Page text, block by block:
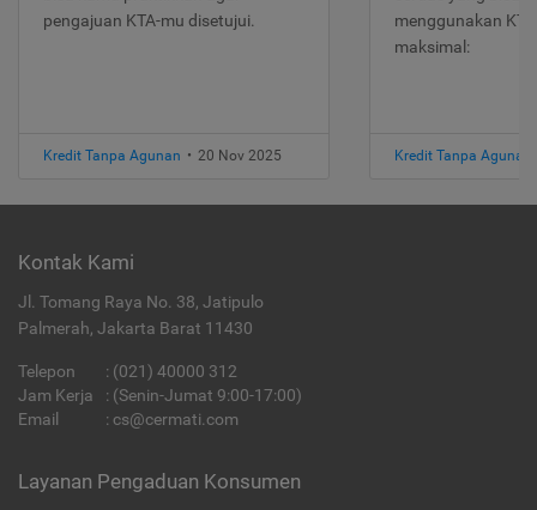
pengajuan KTA-mu disetujui.
Kredit Tanpa Agunan • 20 Nov 2025
menggunakan
maksimal:
Kredit Tanpa Agunan
Kontak Kami
Jl. Tomang Raya No. 38, Jatipulo
Palmerah, Jakarta Barat 11430
Telepon : (021) 40000 312
Jam Kerja
: (Senin-Jumat 9:00-17:00)
Email
: cs@cermati.com
Layanan Pengaduan Konsumen